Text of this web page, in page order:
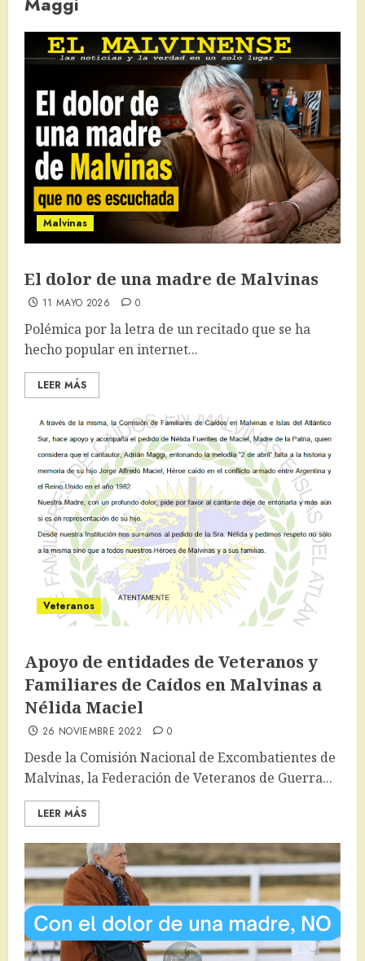
Malvinas
El dolor de una madre de Malvinas
11 MAYO 2026 0
Polémica por la letra de un recitado que se ha
hecho popular en internet...
LEER MÁS
Veteranos
Apoyo de entidades de Veteranos y
Familiares de Caídos en Malvinas a
Nélida Maciel
26 NOVIEMBRE 2022 0
Desde la Comisión Nacional de Excombatientes de
Malvinas, la Federación de Veteranos de Guerra...
LEER MÁS